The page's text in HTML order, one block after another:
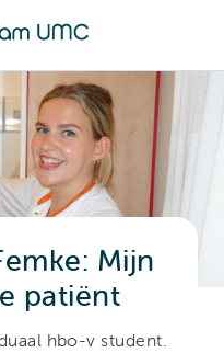
Mijn
patiënt
hbo-v student.